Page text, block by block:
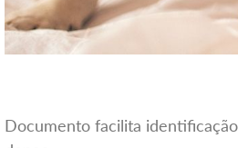
Documento facilita